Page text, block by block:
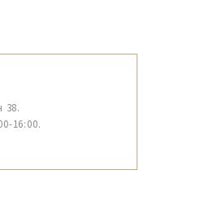
38.
16:00.